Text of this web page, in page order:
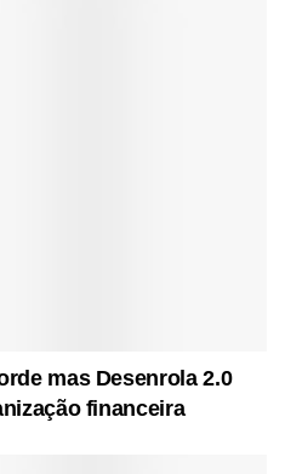
mas Desenrola 2.0
financeira